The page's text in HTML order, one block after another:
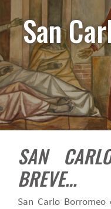
San
SAN
BREVE…
San Carlo